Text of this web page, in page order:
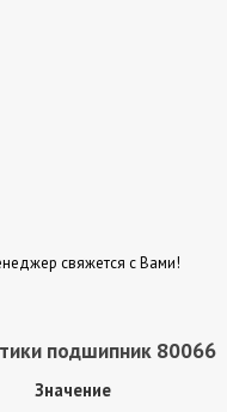
свяжется с Вами!
подшипник 80066
Значение